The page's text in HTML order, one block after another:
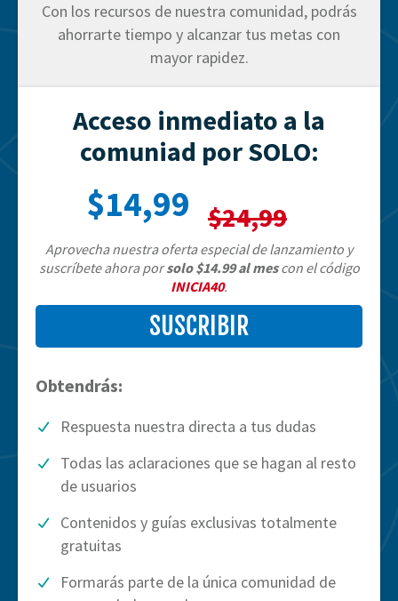
Con los recursos de nuestra comunidad, podrás
ahorrarte tiempo y alcanzar tus metas con
mayor rapidez.
Acceso inmediato a la
comuniad por SOLO:
$14,99 $24,99
Aprovecha nuestra oferta especial de lanzamiento y
suscríbete ahora porsolo $14.99 al mescon el código
INICIA40.
SUSCRIBIR
Obtendrás:
Respuesta nuestra directa a tus dudas
Todas las aclaraciones que se hagan al resto
de usuarios
Contenidos y guías exclusivas totalmente
gratuitas
Formarás parte de la única comunidad de